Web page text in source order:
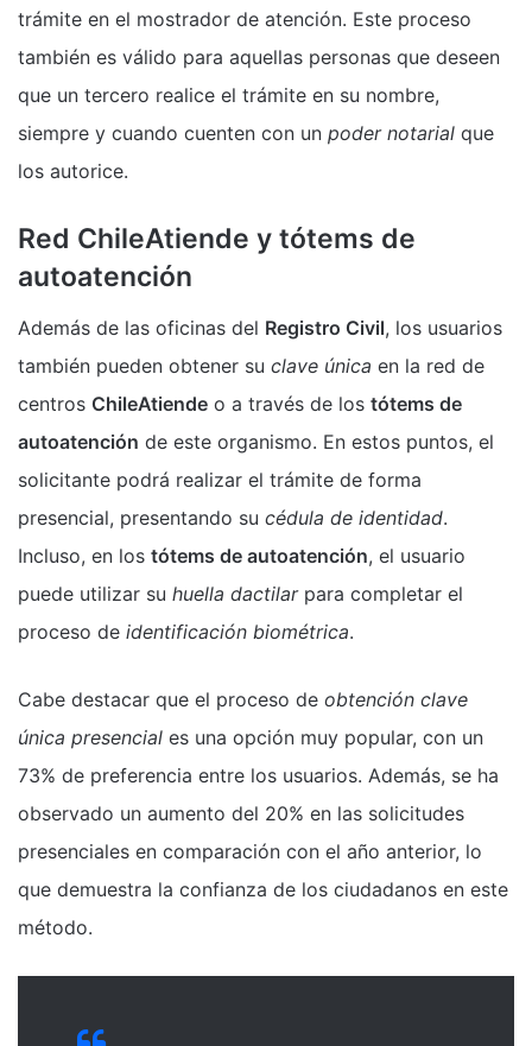
trámite en el mostrador de atención. Este proceso
también es válido para aquellas personas que deseen
que un tercero realice el trámite en su nombre,
siempre y cuando cuenten con un poder notarial que
los autorice.
Red ChileAtiende y tótems de
autoatención
Además de las oficinas del Registro Civil, los usuarios
también pueden obtener su clave única en la red de
centros ChileAtiende o a través de los tótems de
autoatención de este organismo. En estos puntos, el
solicitante podrá realizar el trámite de forma
presencial, presentando su cédula de identidad.
Incluso, en los tótems de autoatención, el usuario
puede utilizar su huella dactilarpara completar el
proceso de identificación biométrica.
Cabe destacar que el proceso de obtención clave
única presencial es una opción muy popular, con un
73% de preferencia entre los usuarios. Además, se ha
observado un aumento del 20% en las solicitudes
presenciales en comparación con el año anterior, lo
que demuestra la confianza de los ciudadanos en este
método.